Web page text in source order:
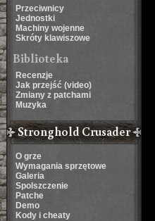
Przeciwnicy
Jednostki
Machiny wojenne
Skróty klawiszowe
Biblioteka
Recenzje
Jak przejść (video)
Zmiany z patchami
Muzyka
Stronghold Crusader
O grze
Wymagania sprzętowe
Galeria
Spolszczenie
Patche
Demo
Kody i cheaty